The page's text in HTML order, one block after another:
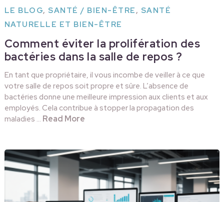
LE BLOG, SANTÉ / BIEN-ÊTRE , SANTÉ
NATURELLE ET BIEN-ÊTRE
Comment éviter la prolifération des
bactéries dans la salle de repos ?
En tant que propriétaire, il vous incombe de veiller à ce que
votre salle de repos soit propre et sûre. L’absence de
bactéries donne une meilleure impression aux clients et aux
employés. Cela contribue à stopper la propagation des
maladies … Read More